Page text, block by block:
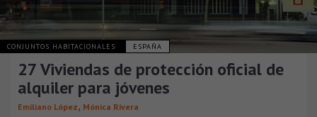
CONJUNTOS HABITACIONALES ESPAÑA
27 Viviendas de protección oficial de
alquiler para jóvenes
Emiliano López, Mónica Rivera